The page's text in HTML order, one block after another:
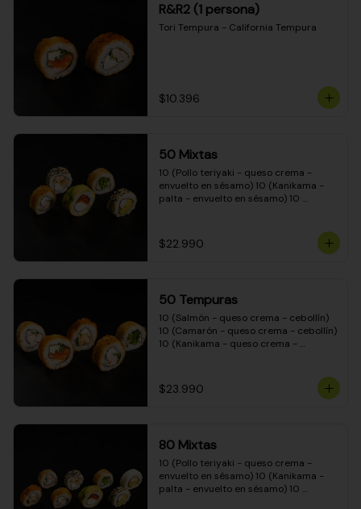
R&R2 (1 persona)
Tori Tempura - California Tempura
$10.396
50 Mixtas
10 (Pollo teriyaki - queso crema -
envuelto en sésamo) 10 (Kanikama -
palta - envuelto en sésamo) 10
cebollín - envuelto en masa tempura)
10 (Pimentón - queso crema - cebollín
$22.990
50 Tempuras
10 (Salmón - queso crema - cebollín)
10 (Camarón - queso crema - cebollín)
10 (Kanikama - queso crema -
crema - cebollín)
$23.990
80 Mixtas
10 (Pollo teriyaki - queso crema -
envuelto en sésamo) 10 (Kanikama -
palta - envuelto en sésamo) 10